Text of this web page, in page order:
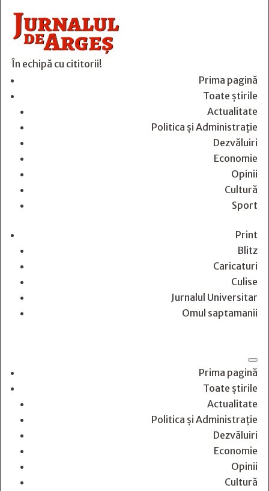
În echipă cu cititorii!
Prima pagină
Toate știrile
Actualitate
Politica și Administrație
Dezvăluiri
Economie
Opinii
Cultură
Sport
Print
Blitz
Caricaturi
Culise
Jurnalul Universitar
Omul saptamanii
Prima pagină
Toate știrile
Actualitate
Politica și Administrație
Dezvăluiri
Economie
Opinii
Cultură